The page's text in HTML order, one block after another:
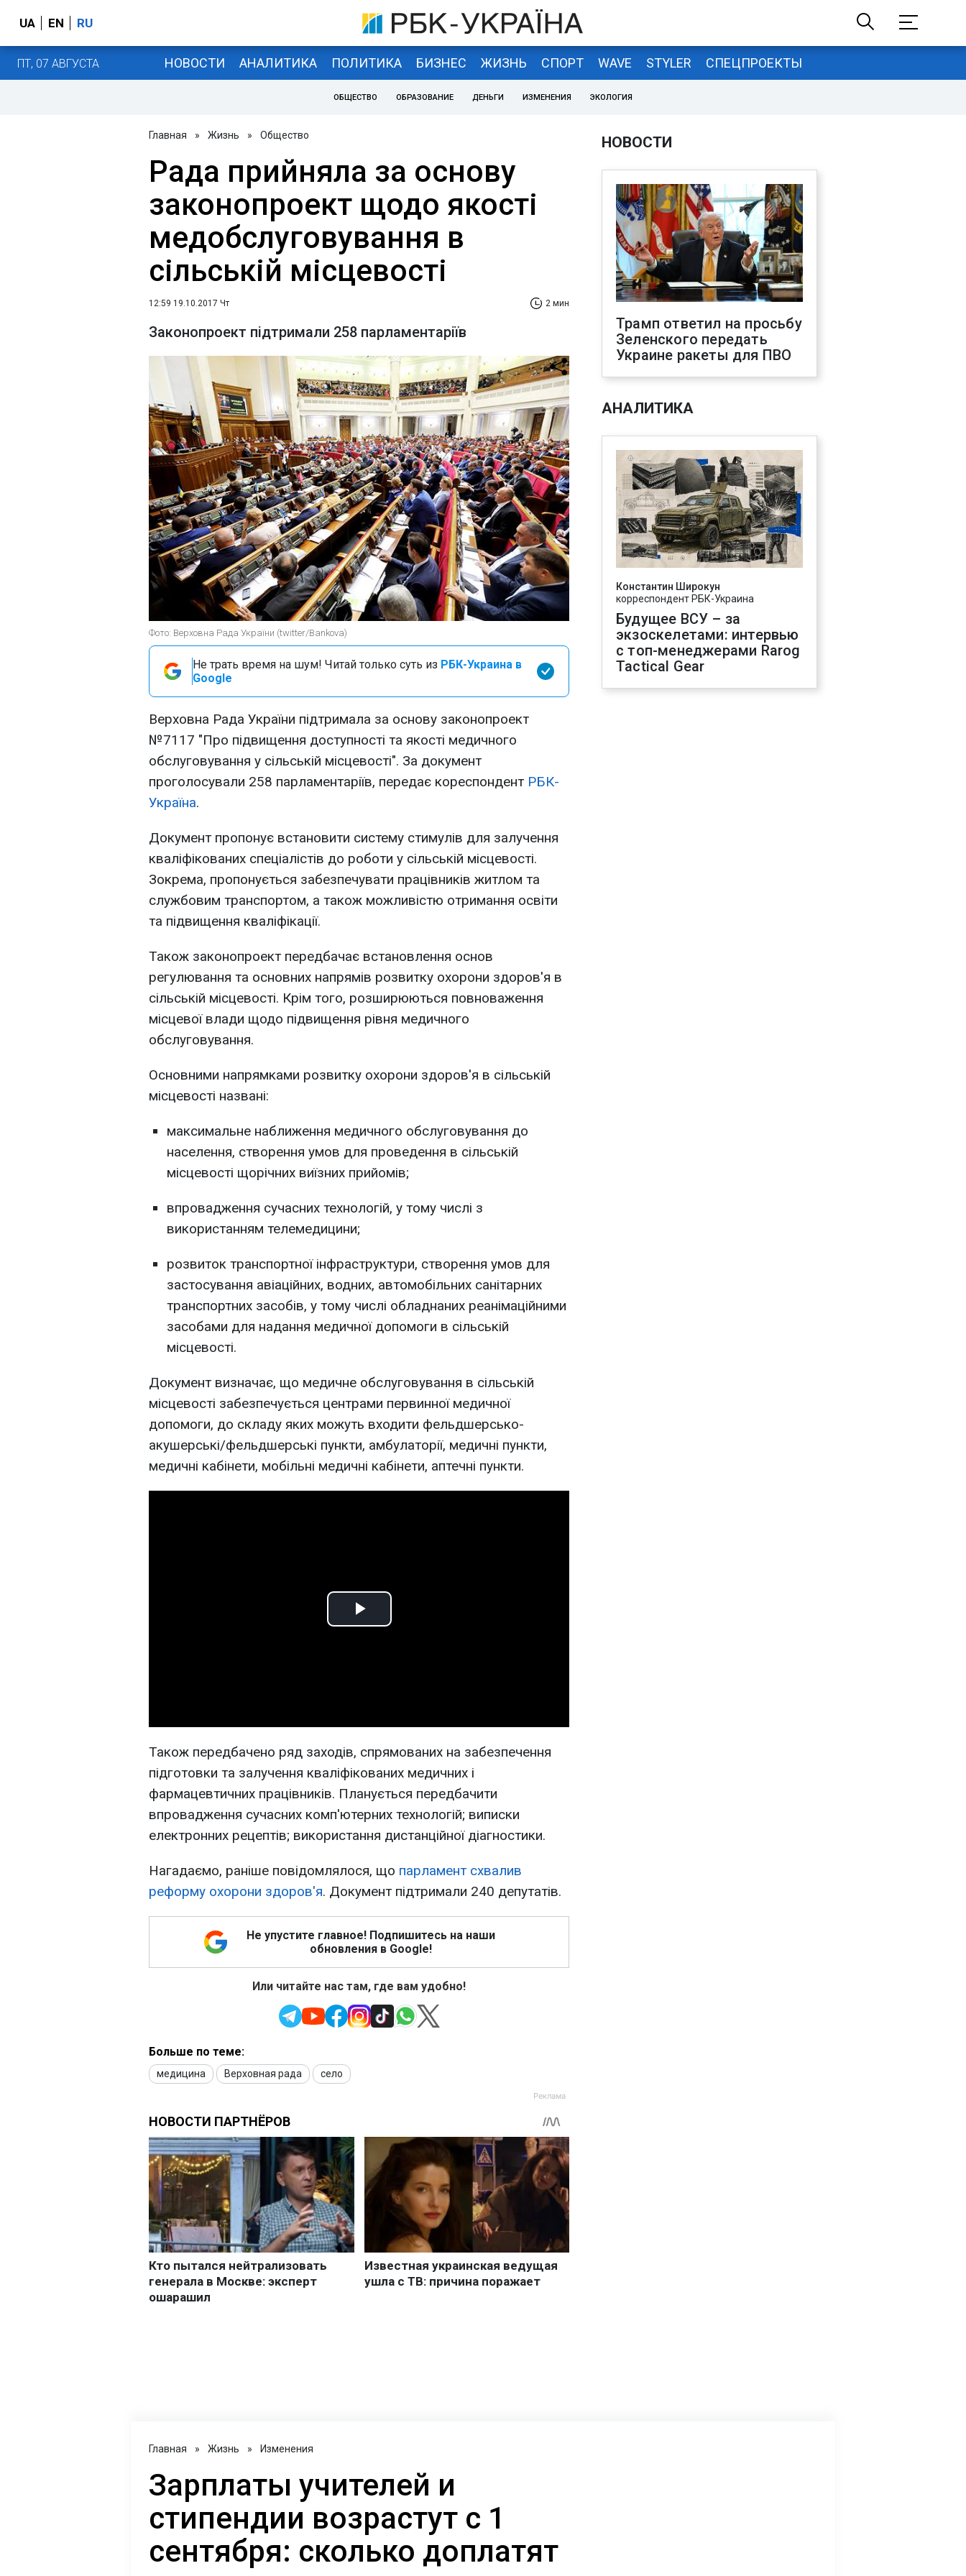
UA EN RU
ПТ, 07 АВГУСТА НОВОСТИ АНАЛИТИКА ПОЛИТИКА БИЗНЕС ЖИЗНЬ СПОРТ WAVE STYLER СПЕЦПРОЕКТЫ
ОБЩЕСТВО ОБРАЗОВАНИЕ ДЕНЬГИ ИЗМЕНЕНИЯ ЭКОЛОГИЯ
Главная » Жизнь » Общество
Рада прийняла за основу
законопроект щодо якості
медобслуговування в
сільській місцевості
12:59 19.10.2017 Чт 2 мин
Законопроект підтримали 258 парламентаріїв
Фото: Верховна Рада України (twitter/Bankova)
Не трать время на шум! Читай только суть из РБК-Украина в
Google
Верховна Рада України підтримала за основу законопроект
№7117 "Про підвищення доступності та якості медичного
обслуговування у сільській місцевості". За документ
проголосували 258 парламентаріїв, передає кореспондент РБК-
Україна.
Документ пропонує встановити систему стимулів для залучення
кваліфікованих спеціалістів до роботи у сільській місцевості.
Зокрема, пропонується забезпечувати працівників житлом та
службовим транспортом, а також можливістю отримання освіти
та підвищення кваліфікації.
Також законопроект передбачає встановлення основ
регулювання та основних напрямів розвитку охорони здоров'я в
сільській місцевості. Крім того, розширюються повноваження
місцевої влади щодо підвищення рівня медичного
обслуговування.
Основними напрямками розвитку охорони здоров'я в сільській
місцевості названі:
максимальне наближення медичного обслуговування до
населення, створення умов для проведення в сільській
місцевості щорічних виїзних прийомів;
впровадження сучасних технологій, у тому числі з
використанням телемедицини;
розвиток транспортної інфраструктури, створення умов для
застосування авіаційних, водних, автомобільних санітарних
транспортних засобів, у тому числі обладнаних реанімаційними
засобами для надання медичної допомоги в сільській
місцевості.
Документ визначає, що медичне обслуговування в сільській
місцевості забезпечується центрами первинної медичної
допомоги, до складу яких можуть входити фельдшерсько-
акушерські/фельдшерські пункти, амбулаторії, медичні пункти,
медичні кабінети, мобільні медичні кабінети, аптечні пункти.
Play
Також передбачено ряд заходів, спрямованих на забезпечення
підготовки та залучення кваліфікованих медичних і
фармацевтичних працівників. Планується передбачити
впровадження сучасних комп'ютерних технологій; виписки
електронних рецептів; використання дистанційної діагностики.
Нагадаємо, раніше повідомлялося, що парламент схвалив
реформу охорони здоров'я. Документ підтримали 240 депутатів.
Не упустите главное! Подпишитесь на наши
обновления в Google!
Или читайте нас там, где вам удобно!
Больше по теме:
медицина Верховная рада село
НОВОСТИ
Трамп ответил на просьбу
Зеленского передать
Украине ракеты для ПВО
АНАЛИТИКА
Константин Широкун
корреспондент РБК-Украина
Будущее ВСУ – за
экзоскелетами: интервью
с топ-менеджерами Rarog
Tactical Gear
Главная » Жизнь » Изменения
Зарплаты учителей и
стипендии возрастут с 1
сентября: сколько доплатят